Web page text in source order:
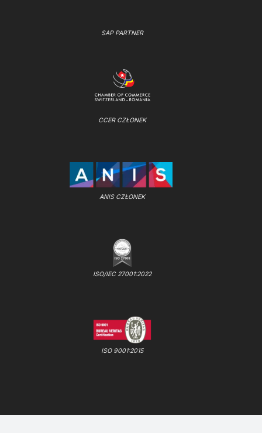
SAP PARTNER
CCER CZŁONEK
ANIS CZŁONEK
ISO/IEC 27001:2022
ISO 9001:2015